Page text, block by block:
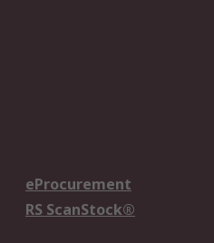
eProcurement
RS ScanStock®